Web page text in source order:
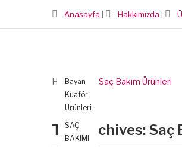
Anasayfa Hakkımızda
Home Saç Bakım Ürünleri
Tag Archives: Saç
Bayan
Kuaför
Ürünleri
SAÇ
BAKIMI